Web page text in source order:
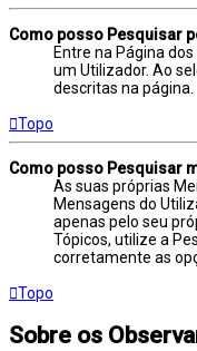
Como posso Pesquisar
Entre na Página
um Utilizador. Ao
descritas na página.
Topo
Como posso Pesquisar
As suas próprias
Mensagens do
apenas pelo seu
Tópicos, utilize a
corretamente as
Topo
Sobre os